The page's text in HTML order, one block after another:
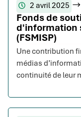
2 avril 2025
Fonds de
d'information
(FSMISP)
Une contribution
médias
continuité de leur